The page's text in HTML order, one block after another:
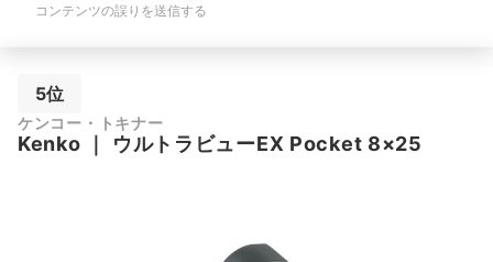
コンテンツの誤りを送信する
5位
ケンコー・トキナー
Kenko ウルトラビューEX Pocket 8×25